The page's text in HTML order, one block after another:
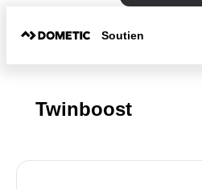
Soutien
Twinboost